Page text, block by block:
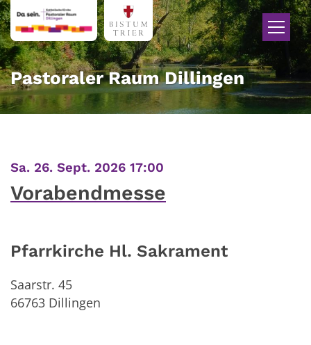
Zum Inhalt springen
Pastoraler Raum Dillingen
Sa. 26. Sept. 2026 17:00
Vorabendmesse
Pfarrkirche Hl. Sakrament
Saarstr. 45
66763 Dillingen